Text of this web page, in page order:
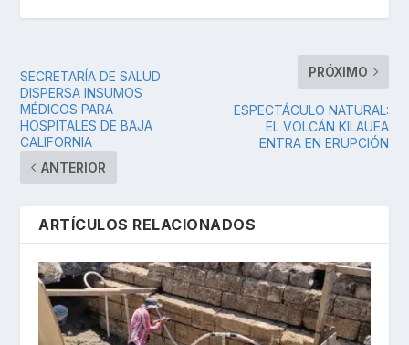
SECRETARÍA DE SALUD
DISPERSA INSUMOS
MÉDICOS PARA
HOSPITALES DE BAJA
CALIFORNIA
ANTERIOR
PRÓXIMO
ESPECTÁCULO NATURAL:
EL VOLCÁN KILAUEA
ENTRA EN ERUPCIÓN
ARTÍCULOS RELACIONADOS